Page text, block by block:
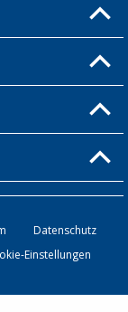
Datenschutz
Einstellungen